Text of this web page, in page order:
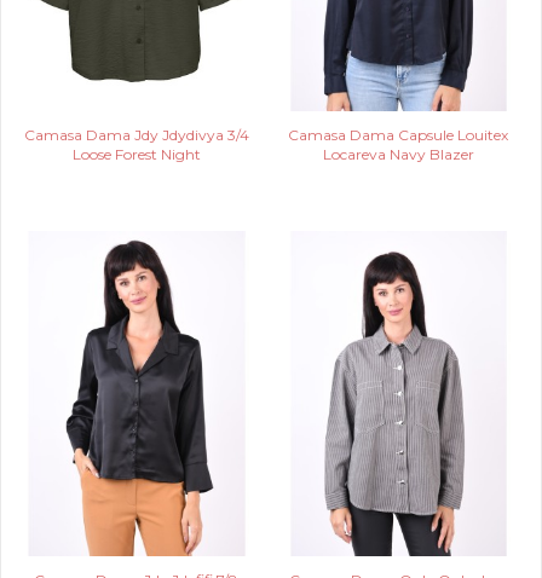
Camasa Dama Jdy Jdydivya 3/4
Loose Forest Night
Camasa Dama Capsule Louitex
Locareva Navy Blazer